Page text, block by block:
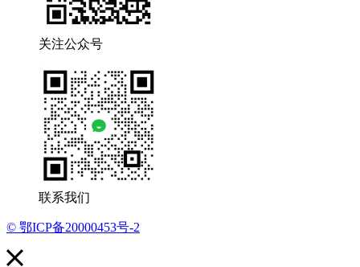
关注公众号
联系我们
© 鄂ICP备20000453号-2